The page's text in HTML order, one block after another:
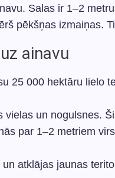
Salas ir 1–2
pēkšņas izmaiņas.
ainavu
25 000 hektāru lielo
un nogulsnes.
par 1–2 metriem
atklājas jaunas